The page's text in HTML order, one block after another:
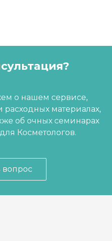
о нашем сервисе,
расходных материалах,
об очных семинарах
Косметологов.
вопрос